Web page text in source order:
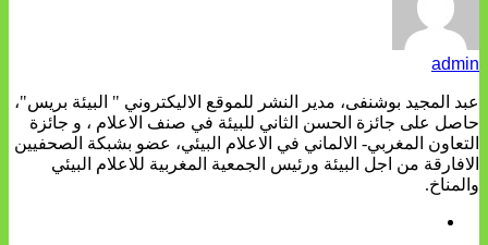
admin
عبد المجيد بوشنفى، مدير النشر للموقع الاليكتروني " البيئة بريس"،
حاصل على جائزة الحسن الثاني للبيئة في صنف الاعلام ، و جائزة
التعاون المغربي- الالماني في الاعلام البيئي، عضو بشبكة الصحفيين
الافارقة من اجل البيئة ورئيس الجمعية المغربية للاعلام البيئي
والمناخ.